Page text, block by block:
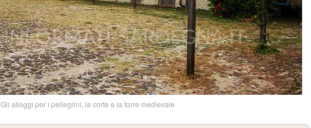
Gli alloggi per i pellegrini, la corte e la torre medievale